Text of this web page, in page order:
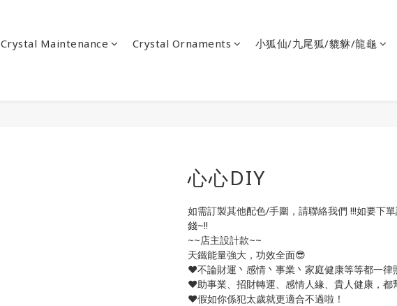
Crystal Maintenance Crystal Ornaments 小狐仙/九尾狐/貔貅/龍龜
心心DIY
如需訂製其他配色/手圍，請聯絡我們 !!!如要下
錢~!!
~~店主設計款~~
天鐵能量強大，功效全面😎
❤️不論財運丶感情丶事業丶家庭健康等等都一律
❤️助事業、招財轉運、感情人緣、貴人健康，都
❤️假如你係犯太歲就更適合不過啦！